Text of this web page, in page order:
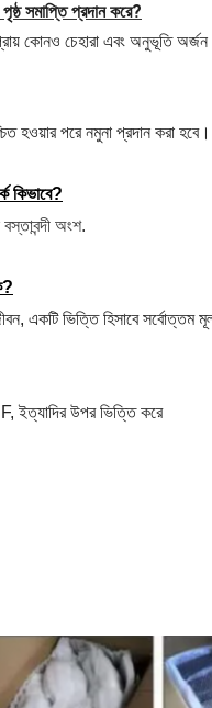
সমাপ্তি প্রদান করে?
চেহারা এবং অনুভূতি অর্জন
হওয়ার পরে নমুনা প্রদান করা হবে।
কিভাবে?
বস্তাবন্দী অংশ.
একটি ভিত্তি হিসাবে সর্বোত্তম
উপর ভিত্তি করে